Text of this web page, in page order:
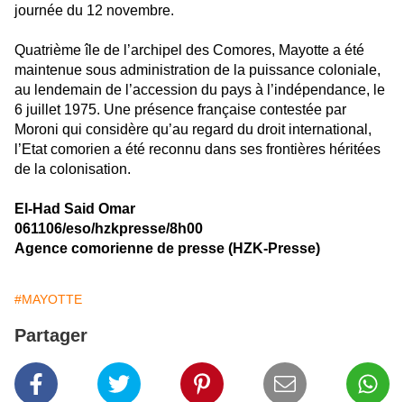
journée du 12 novembre.
Quatrième île de l’archipel des Comores, Mayotte a été
maintenue sous administration de la puissance coloniale,
au lendemain de l’accession du pays à l’indépendance, le
6 juillet 1975. Une présence française contestée par
Moroni qui considère qu’au regard du droit international,
l’Etat comorien a été reconnu dans ses frontières héritées
de la colonisation.
El-Had Said Omar
061106/eso/hzkpresse/8h00
Agence comorienne de presse (HZK-Presse)
#MAYOTTE
Partager